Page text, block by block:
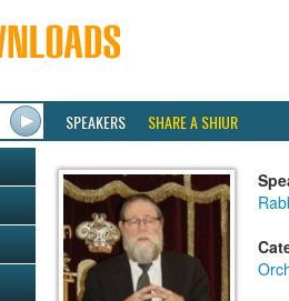
SPEAKERS SHARE A SHIUR